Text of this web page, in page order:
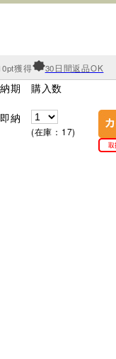
獲得 30日間返品OK
納期 購入数
即納
(在庫：17)